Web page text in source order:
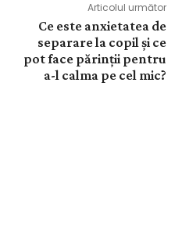
Articolul următor
Ce este anxietatea de
separare la copil și ce
pot face părinții pentru
a-l calma pe cel mic?